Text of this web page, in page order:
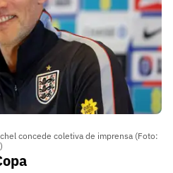
concede coletiva de imprensa (Foto: